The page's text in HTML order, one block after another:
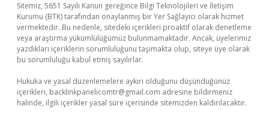
Sitemiz, 5651 Sayılı Kanun gereğince Bilgi Teknolojileri ve İletişim
Kurumu (BTK) tarafından onaylanmış bir Yer Sağlayıcı olarak hizmet
vermektedir. Bu nedenle, sitedeki içerikleri proaktif olarak denetleme
veya araştırma yükümlülüğümüz bulunmamaktadır. Ancak, üyelerimiz
yazdıkları içeriklerin sorumluluğunu taşımakta olup, siteye üye olarak
bu sorumluluğu kabul etmiş sayılırlar.
Hukuka ve yasal düzenlemelere aykırı olduğunu düşündüğünüz
içerikleri, backlinkpanelicomtr@gmail.com adresine bildirmeniz
halinde, ilgili içerikler yasal süre içerisinde sitemizden kaldırılacaktır.